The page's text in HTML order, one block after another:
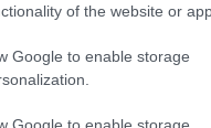
of the website or
Google to enable storage
Google to enable storage
η Κως είναι ένα από
Απολαύστε τις